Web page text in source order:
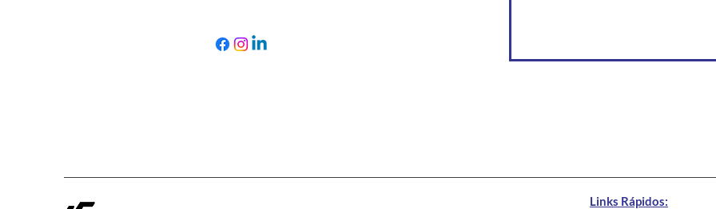
Links Rápidos: